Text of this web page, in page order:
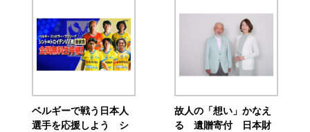
ベルギーで戦う日本人
選手を応援しよう シ
故人の「想い」かなえ
る 遺贈寄付 日本財